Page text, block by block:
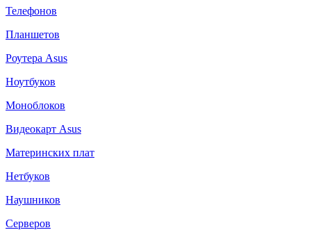
Телефонов
Планшетов
Роутера Asus
Ноутбуков
Моноблоков
Видеокарт Asus
Материнских плат
Нетбуков
Наушников
Серверов